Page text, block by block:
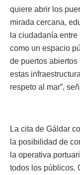
quiere abrir los
mirada cercana,
la ciudadanía
como un espacio
de puertos
estas
respeto al mar”,
La cita de Gáldar
la posibilidad de
la operativa
todos los públicos.